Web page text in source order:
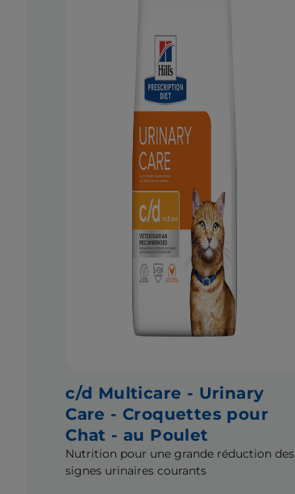
c/d Multicare - Urinary
Care - Croquettes pour
Chat - au Poulet
Nutrition pour une grande réduction des
signes urinaires courants